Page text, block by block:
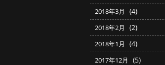
2018年3月 (4)
2018年2月 (2)
2018年1月 (4)
2017年12月 (5)